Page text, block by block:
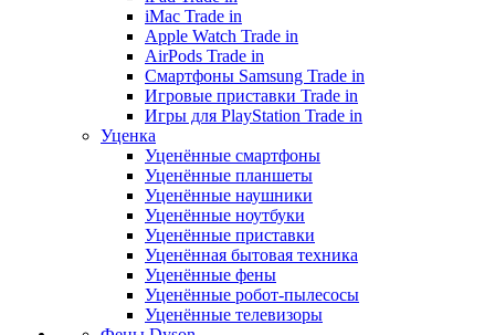
iMac Trade in
Apple Watch Trade in
AirPods Trade in
Смартфоны Samsung Trade in
Игровые приставки Trade in
Игры для PlayStation Trade in
Уценка
Уценённые смартфоны
Уценённые планшеты
Уценённые наушники
Уценённые ноутбуки
Уценённые приставки
Уценённая бытовая техника
Уценённые фены
Уценённые робот-пылесосы
Уценённые телевизоры